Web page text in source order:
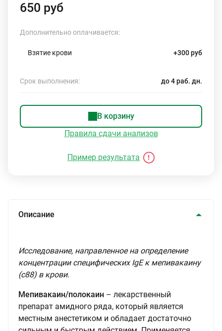
650 руб
Дополнительно оплачивается:
Взятие крови +300 руб
Срок выполнения: до 4 раб. дн.
В корзину
Правила сдачи анализов
Пример результата
Описание
Исследование, направленное на определение
концентрации специфических IgE к мепивакаину
(с88) в крови.
Мепивакаин/полокаин – лекарственный
препарат амидного ряда, который является
местным анестетиком и обладает достаточно